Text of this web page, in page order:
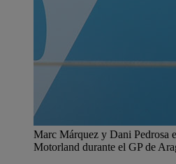
Marc Márquez y Dani Pedrosa
Motorland durante el GP de